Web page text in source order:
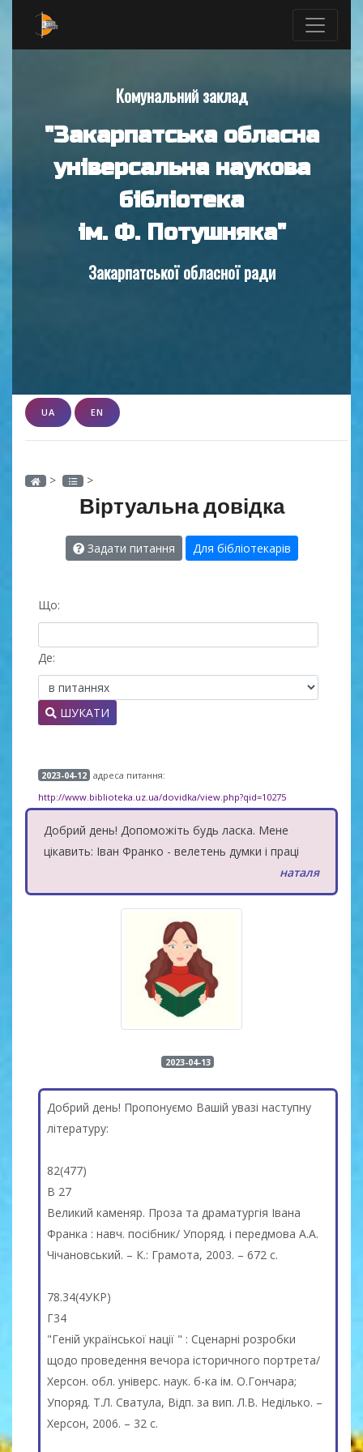
Комунальний заклад
"Закарпатська обласна
універсальна наукова
бібліотека
ім. Ф. Потушняка"
Закарпатської обласної ради
UA EN
> >
Віртуальна довідка
Задати питання Для бібліотекарів
Що:
Де:
ШУКАТИ
2023-04-12 адреса питання:
http://www.biblioteka.uz.ua/dovidka/view.php?qid=10275
Добрий день! Допоможіть будь ласка. Мене
цікавить: Іван Франко - велетень думки і праці
наталя
2023-04-13
Добрий день! Пропонуємо Вашій увазі наступну
літературу:
82(477)
В 27
Великий каменяр. Проза та драматургія Івана
Франка : навч. посібник/ Упоряд. і передмова А.А.
Чічановський. – К.: Грамота, 2003. – 672 с.
78.34(4УКР)
Г34
"Геній української нації " : Сценарні розробки
щодо проведення вечора історичного портрета/
Херсон. обл. універс. наук. б-ка ім. О.Гончара;
Упоряд. Т.Л. Сватула, Відп. за вип. Л.В. Неділько. –
Херсон, 2006. – 32 c.